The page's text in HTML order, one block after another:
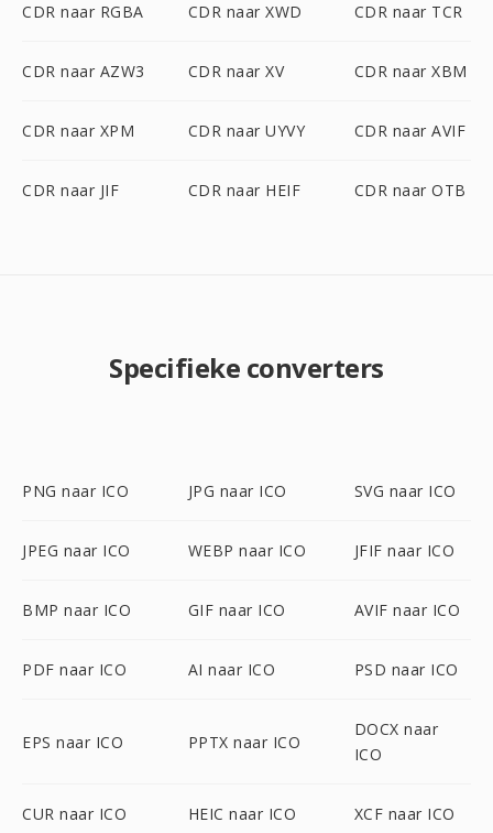
CDR naar RGBA CDR naar XWD CDR naar TCR
CDR naar AZW3 CDR naar XV CDR naar XBM
CDR naar XPM CDR naar UYVY CDR naar AVIF
CDR naar JIF CDR naar HEIF CDR naar OTB
Specifieke converters
PNG naar ICO JPG naar ICO SVG naar ICO
JPEG naar ICO WEBP naar ICO JFIF naar ICO
BMP naar ICO GIF naar ICO AVIF naar ICO
PDF naar ICO AI naar ICO PSD naar ICO
EPS naar ICO PPTX naar ICO
DOCX naar
ICO
CUR naar ICO HEIC naar ICO XCF naar ICO